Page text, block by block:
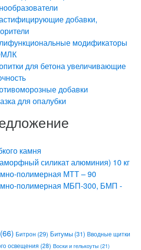
добавки,
модификаторы
для бетона увеличивающие
добавки
для опалубки
камня
силикат алюминия) 10 кг
полимерная МТТ – 90
полимерная МБП-300, БМП -
(66) Битрон (29) Битумы (31) Вводные щитки
освещения (28) Воски и гелькоуты (21)